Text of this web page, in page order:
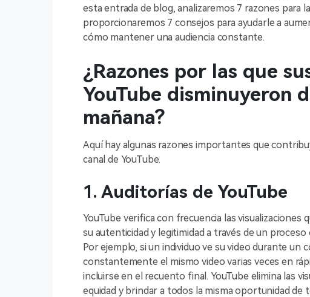
esta entrada de blog, analizaremos 7 razones para
proporcionaremos 7 consejos para ayudarle a
cómo mantener una audiencia constante.
¿Razones por las que
YouTube disminuyeron
mañana?
Aquí hay algunas razones importantes que
canal de YouTube.
1. Auditorías de YouTube
YouTube verifica con frecuencia las
su autenticidad y legitimidad a través de un
Por ejemplo, si un individuo ve su video durante
constantemente el mismo video varias veces en
incluirse en el recuento final. YouTube elimina las
equidad y brindar a todos la misma oportunidad